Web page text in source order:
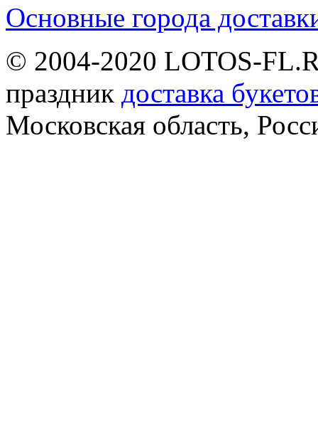
Основные города
© 2004-2020 LOTOS-
праздник доставка
Московская область,